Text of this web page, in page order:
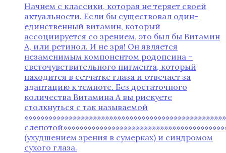
Начнем с классики, которая не теряет своей
актуальности. Если бы существовал один-
единственный витамин, который
ассоциируется со зрением, это был бы Витамин
А, или ретинол. И не зря! Он является
незаменимым компонентом родопсина –
светочувствительного пигмента, который
находится в сетчатке глаза и отвечает за
адаптацию к темноте. Без достаточного
количества Витамина А вы рискуете
столкнуться с так называемой
(ухудшением зрения в сумерках) и синдромом
сухого глаза.